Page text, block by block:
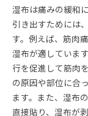
湿布は痛みの緩和
引き出すためには
す。例えば、筋肉
湿布が適していま
行を促進して筋肉
の原因や部位に合
ます。また、湿布
直接貼り、湿布が